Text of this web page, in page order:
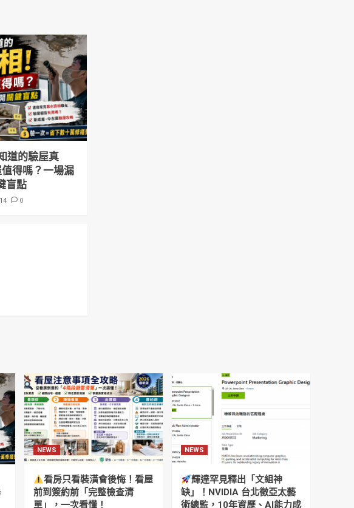
道的驗屋真
得嗎？一場漏
盲點
0
NEWS
看房只看裝潢會後悔！看屋
前到簽約前「完整檢查清
單」，一次看懂！
NEWS
輝達罕見釋出「文組神
缺」！NVIDIA 台北徵亞太藝
術總監，10年資歷、AI能力成